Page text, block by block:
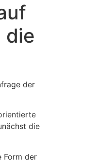
die
der
die
Form der